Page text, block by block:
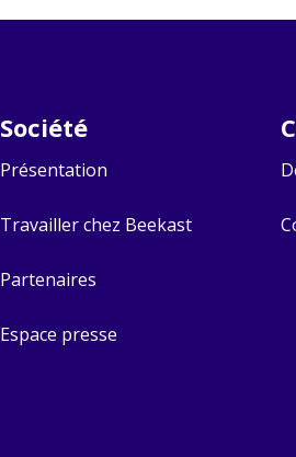
Société​
Présentation
Travailler chez Beekast
Partenaires
Espace presse